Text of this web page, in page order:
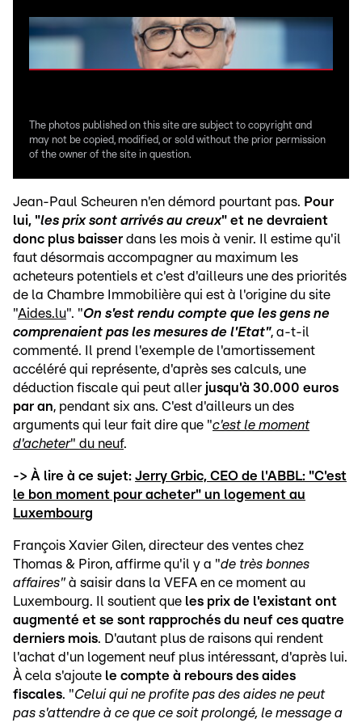
The photos published on this site are subject to copyright and
may not be copied, modified, or sold without the prior permission
of the owner of the site in question.
Jean-Paul Scheuren n'en démord pourtant pas. Pour
lui, "les prix sont arrivés au creux" et ne devraient
donc plus baisser dans les mois à venir. Il estime qu'il
faut désormais accompagner au maximum les
acheteurs potentiels et c'est d'ailleurs une des priorités
de la Chambre Immobilière qui est à l'origine du site
"Aides.lu". "On s'est rendu compte que les gens ne
comprenaient pas les mesures de l'Etat", a-t-il
commenté. Il prend l'exemple de l'amortissement
accéléré qui représente, d'après ses calculs, une
déduction fiscale qui peut aller jusqu'à 30.000 euros
par an, pendant six ans. C'est d'ailleurs un des
arguments qui leur fait dire que "c'est le moment
d'acheter" du neuf.
-> À lire à ce sujet: Jerry Grbic, CEO de l'ABBL: "C'est
le bon moment pour acheter" un logement au
Luxembourg
François Xavier Gilen, directeur des ventes chez
Thomas & Piron, affirme qu'il y a "de très bonnes
affaires" à saisir dans la VEFA en ce moment au
Luxembourg. Il soutient que les prix de l'existant ont
augmenté et se sont rapprochés du neuf ces quatre
derniers mois. D'autant plus de raisons qui rendent
l'achat d'un logement neuf plus intéressant, d'après lui.
À cela s'ajoute le compte à rebours des aides
fiscales. "Celui qui ne profite pas des aides ne peut
pas s'attendre à ce que ce soit prolongé, le message a